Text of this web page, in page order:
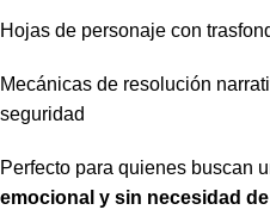
Hojas de personaje con
Mecánicas de resolución
seguridad
Perfecto para quienes buscan
emocional y sin necesidad